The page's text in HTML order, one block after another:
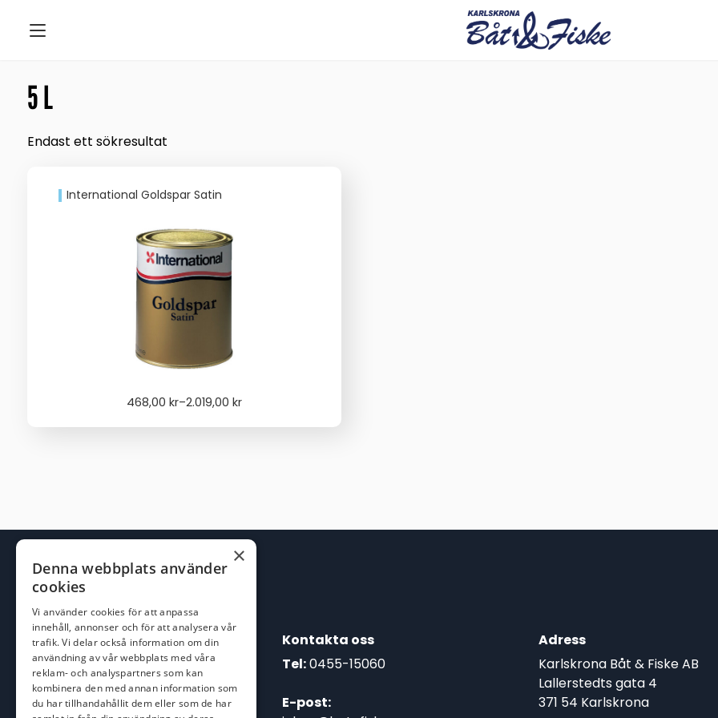
5 L
Endast ett sökresultat
International Goldspar Satin
468,00 kr–2.019,00 kr
Price
Kontakta oss
Tel:0455-15060
E-post:
Adress
Karlskrona Båt & Fiske AB
Lallerstedts gata 4
371 54 Karlskrona
×
Denna webbplats använder
cookies
Vi använder cookies för att anpassa
innehåll, annonser och för att analysera vår
trafik. Vi delar också information om din
användning av vår webbplats med våra
reklam- och analyspartners som kan
kombinera den med annan information som
du har tillhandahållit dem eller som de har